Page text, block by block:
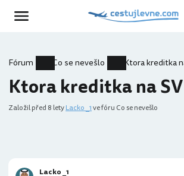
Fórum Co se nevešlo Ktora kreditka
Ktora kreditka na
Založilpřed 8 letyLacko _1ve fóru Co se nevešlo
Lacko _1